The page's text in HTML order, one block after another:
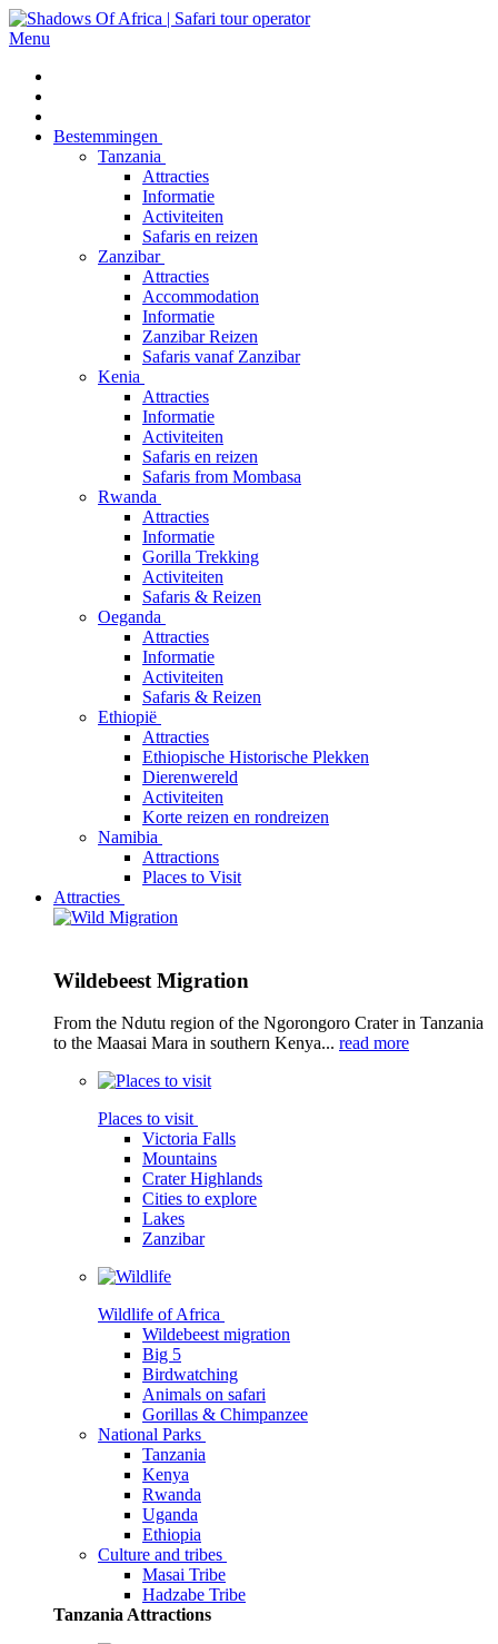
Menu
Bestemmingen
Tanzania
Attracties
Informatie
Activiteiten
Safaris en reizen
Zanzibar
Attracties
Accommodation
Informatie
Zanzibar Reizen
Safaris vanaf Zanzibar
Kenia
Attracties
Informatie
Activiteiten
Safaris en reizen
Safaris from Mombasa
Rwanda
Attracties
Informatie
Gorilla Trekking
Activiteiten
Safaris & Reizen
Oeganda
Attracties
Informatie
Activiteiten
Safaris & Reizen
Ethiopië
Attracties
Ethiopische Historische Plekken
Dierenwereld
Activiteiten
Korte reizen en rondreizen
Namibia
Attractions
Places to Visit
Attracties
Wildebeest Migration
From the Ndutu region of the Ngorongoro Crater in Tanzania
to the Maasai Mara in southern Kenya... read more
Places to visit
Victoria Falls
Mountains
Crater Highlands
Cities to explore
Lakes
Zanzibar
Wildlife of Africa
Wildebeest migration
Big 5
Birdwatching
Animals on safari
Gorillas & Chimpanzee
National Parks
Tanzania
Kenya
Rwanda
Uganda
Ethiopia
Culture and tribes
Masai Tribe
Hadzabe Tribe
Tanzania Attractions